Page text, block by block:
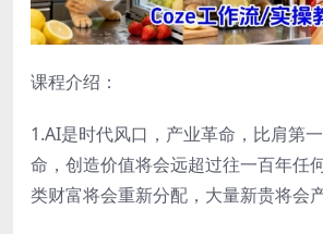
课程介绍：
1.AI是时代风口，产业革命，比肩第
命，创造价值将会远超过往一百年任
类财富将会重新分配，大量新贵将会产